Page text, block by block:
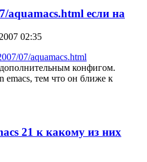
aquamacs.html если на
02:35
07/aquamacs.html
конфигом.
emacs, тем что он ближе к
21 к какому из них